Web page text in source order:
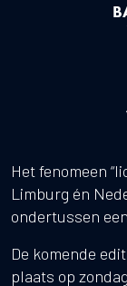
Het fenomeen
Limburg én
ondertussen
De komende
plaats op